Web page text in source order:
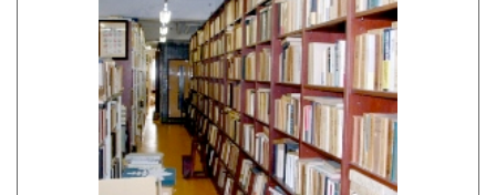
296円 福岡県
296円 長崎県
296円 大分県
296円 鹿児島県